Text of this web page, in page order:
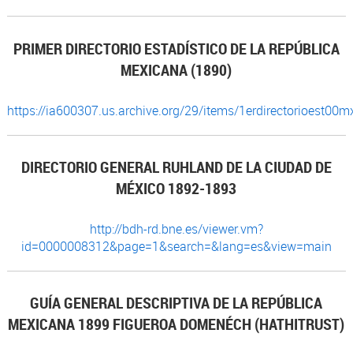
PRIMER DIRECTORIO ESTADÍSTICO DE LA REPÚBLICA
MEXICANA (1890)
https://ia600307.us.archive.org/29/items/
DIRECTORIO GENERAL RUHLAND DE LA CIUDAD DE
MÉXICO 1892-1893
http://bdh-rd.bne.es/viewer.vm?
id=0000008312&page=1&search=&lang=es&view=main
GUÍA GENERAL DESCRIPTIVA DE LA REPÚBLICA
MEXICANA 1899 FIGUEROA DOMENÉCH (HATHITRUST)